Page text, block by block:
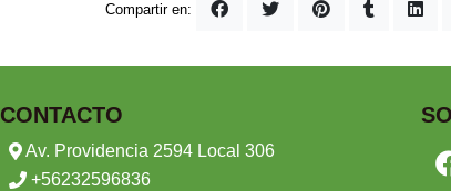
Compartir en:
CONTACTO
Av. Providencia 2594 Local 306
+56232596836